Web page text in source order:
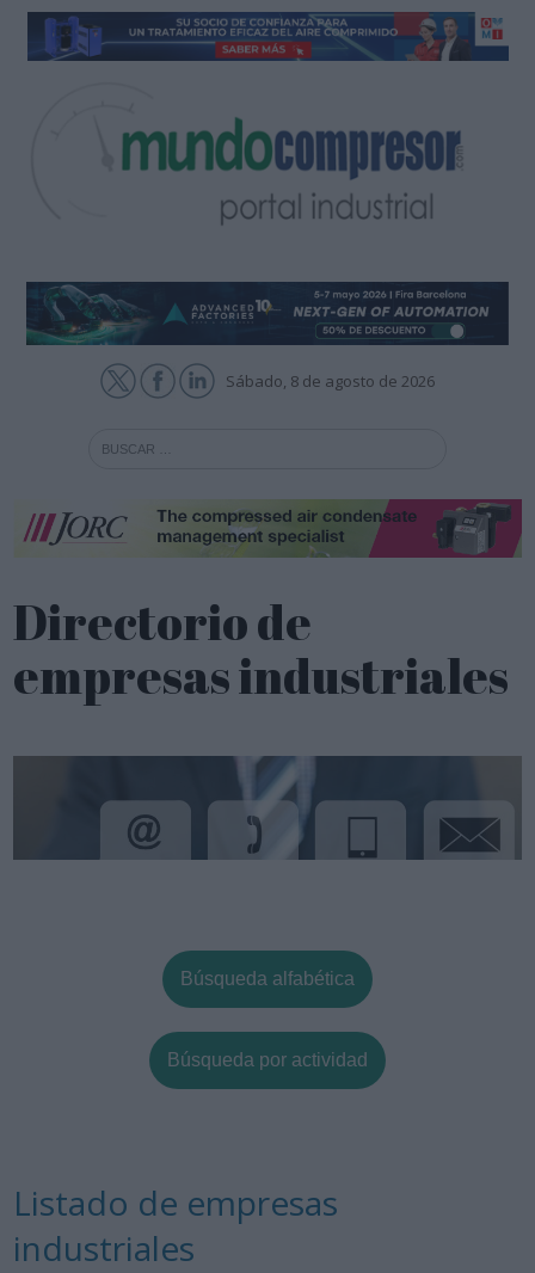
Sábado, 8 de agosto de 2026
Directorio de
empresas industriales
Búsqueda alfabética
Búsqueda por actividad
Listado de empresas
industriales